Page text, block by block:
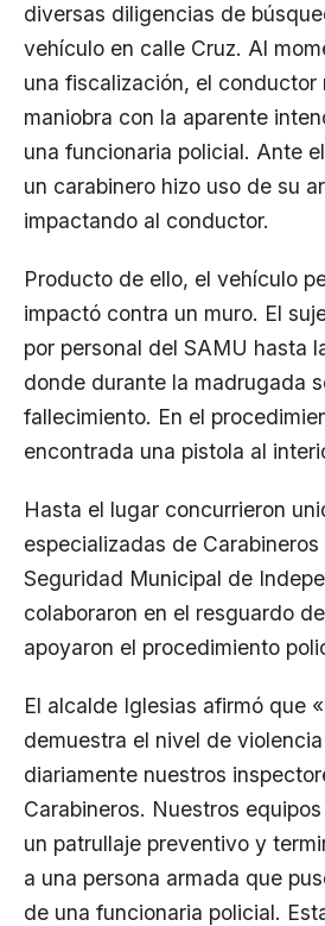
diversas diligencias de
vehículo en calle Cruz. Al
una fiscalización, el conductor
maniobra con la aparente
una funcionaria policial. Ante
un carabinero hizo uso de su
impactando al conductor.
Producto de ello, el vehículo
impactó contra un muro. El
por personal del SAMU hasta
donde durante la madrugada
fallecimiento. En el
encontrada una pistola al
Hasta el lugar concurrieron
especializadas de
Seguridad Municipal de
colaboraron en el resguardo
apoyaron el procedimiento
El alcalde Iglesias afirmó que
demuestra el nivel de
diariamente nuestros
Carabineros. Nuestros
un patrullaje preventivo y
a una persona armada que
de una funcionaria policial.